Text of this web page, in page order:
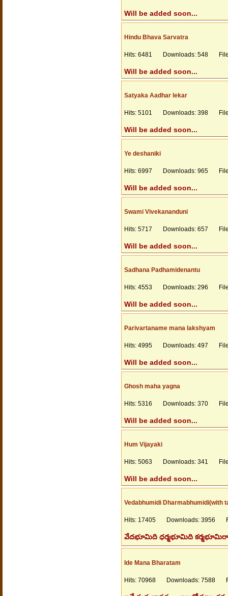
Will be added soon...
Hindu Bhava Sarvatra
Hits: 6481 Downloads: 548
Will be added soon...
Satyaka Aadhar lekar
Hits: 5101 Downloads: 398
Will be added soon...
Ye deshaniki
Hits: 6997 Downloads: 965
Will be added soon...
Swami Vivekananduni
Hits: 5717 Downloads: 657
Will be added soon...
Sadhana Padhamidenantu
Hits: 4553 Downloads: 296
Will be added soon...
Parivartaname mana lakshyam
Hits: 4995 Downloads: 497
Will be added soon...
Ghosh maha yagna
Hits: 5316 Downloads: 370
Will be added soon...
Hum Vijayaki
Hits: 5063 Downloads: 341
Will be added soon...
Vedabhumidi Dharmabhumidi(with
Hits: 17405 Downloads: 3956
వేదభూమిది ధర్మభూమిది
Ide Mana Bharatam
Hits: 70968 Downloads: 7588